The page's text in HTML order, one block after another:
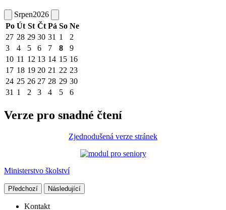
Srpen2026
Po Út St Čt Pá So Ne
27 28 29 30 31 1
2
3
4 5 6 7 8
9
10 11 12 13 14 15 16
17 18 19 20 21 22 23
24 25 26 27 28 29 30
31 1 2 3 4 5 6
Verze pro snadné čtení
Zjednodušená verze stránek
Ministerstvo školství
Předchozí Následující
Kontakt